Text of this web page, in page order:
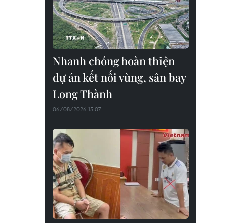
Nhanh chóng hoàn thiện
dự án kết nối vùng, sân bay
Long Thành
06/08/2026 15:07